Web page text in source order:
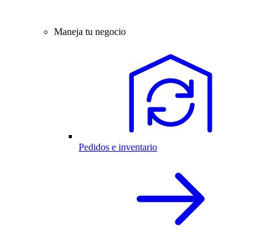
Maneja tu negocio
Pedidos e inventario